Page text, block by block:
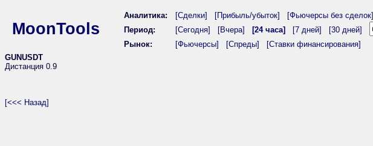
MoonTools
Аналитика: [Сделки] [Прибыль/убыток] [Фьючерсы без сделок]
Период:
[Сегодня] [Вчера] [24 часа] [7 дней]
[30 дней]
Рынок:
[Фьючерсы] [Спреды] [Ставки финансирования]
GUNUSDT
Дистанция 0.9
[<<< Назад]